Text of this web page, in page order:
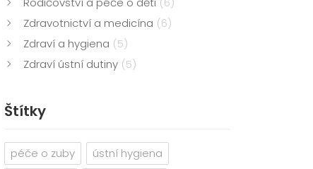
Zdravotnictví a medicína (6)
Zdraví a hygiena (5)
Zdraví ústní dutiny (5)
Štítky
péče o zuby
ústní hygiena